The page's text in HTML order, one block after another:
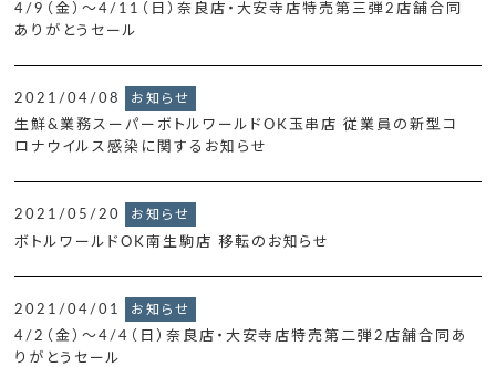
4/9（金）～4/11（日）奈良店・大安寺店特売第三弾2店舗合同
ありがとうセール
2021/04/08 お知らせ
生鮮&業務スーパーボトルワールドOK玉串店 従業員の新型コ
ロナウイルス感染に関するお知らせ
2021/05/20 お知らせ
ボトルワールドOK南生駒店 移転のお知らせ
2021/04/01 お知らせ
4/2（金）～4/4（日）奈良店・大安寺店特売第二弾2店舗合同あ
りがとうセール